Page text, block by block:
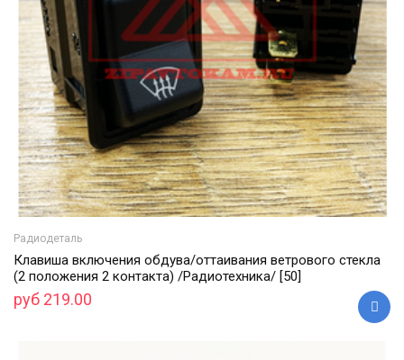
Радиодеталь
Клавиша включения обдува/оттаивания ветрового стекла
(2 положения 2 контакта) /Радиотехника/ [50]
руб 219.00